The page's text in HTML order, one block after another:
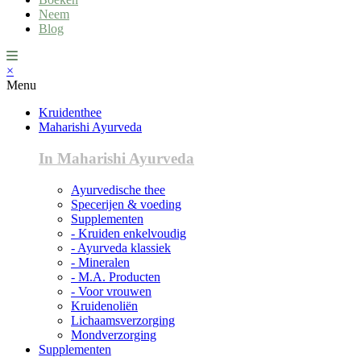
Neem
Blog
×
Menu
Kruidenthee
Maharishi Ayurveda
In Maharishi Ayurveda
Ayurvedische thee
Specerijen & voeding
Supplementen
- Kruiden enkelvoudig
- Ayurveda klassiek
- Mineralen
- M.A. Producten
- Voor vrouwen
Kruidenoliën
Lichaamsverzorging
Mondverzorging
Supplementen